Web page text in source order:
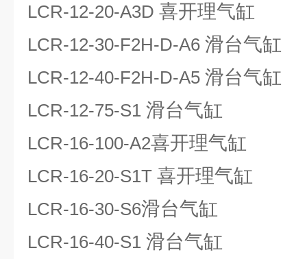
LCR-12-20-A3D 喜开理气缸
LCR-12-30-F2H-D-A6 滑台气缸
LCR-12-40-F2H-D-A5 滑台气缸
LCR-12-75-S1 滑台气缸
LCR-16-100-A2喜开理气缸
LCR-16-20-S1T 喜开理气缸
LCR-16-30-S6滑台气缸
LCR-16-40-S1 滑台气缸